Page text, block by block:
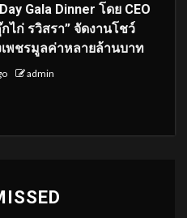
Gala Dinner โดย CEO
ไก่ รวิสรา” จัดงานโชว์
เพชรมูลค่าหลายล้านบาท
admin